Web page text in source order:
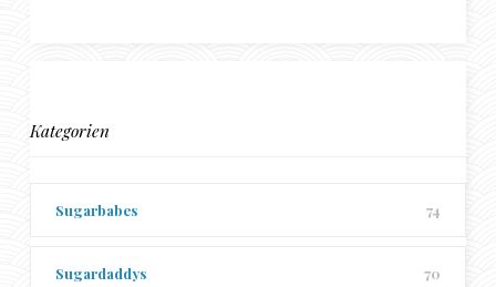
Kategorien
Sugarbabes 74
Sugardaddys 70